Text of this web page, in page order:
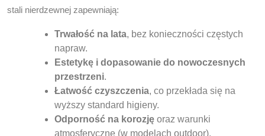
stali nierdzewnej zapewniają:
Trwałość na lata, bez konieczności częstych
napraw.
Estetykę i dopasowanie do nowoczesnych
przestrzeni.
Łatwość czyszczenia, co przekłada się na
wyższy standard higieny.
Odporność na korozję oraz warunki
atmosferyczne (w modelach outdoor).